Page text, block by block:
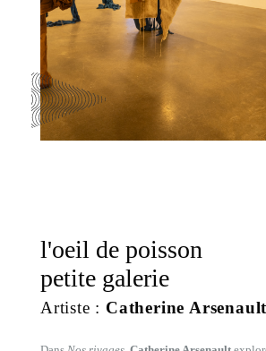
l'oeil de poisson
petite galerie
Artiste : Catherine Arsenault